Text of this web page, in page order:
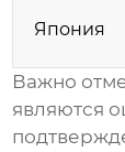
Япония
Важно
являются